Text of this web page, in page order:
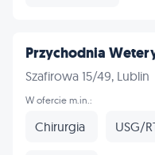
Przychodnia
Szafirowa 15/49, Lublin
W ofercie m.in.:
Chirurgia USG/